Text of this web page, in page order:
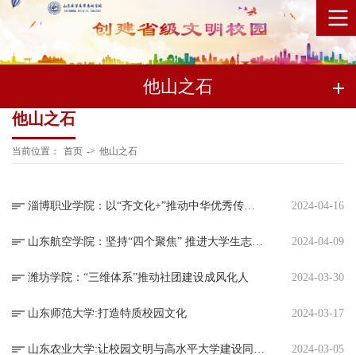
他山之石
他山之石
当前位置： 首页 -> 他山之石
淄博职业学院：以“齐文化+”推动中华优秀传统文化育人 2024-04-16
山东航空学院：坚持“四个聚焦” 推进大学生志愿服务走深走实 2024-04-09
潍坊学院：“三维体系”推动社团建设成风化人 2024-03-30
山东师范大学:打造特质校园文化 2024-03-17
山东农业大学:让校园文明与高水平大学建设同向同行 2024-03-05